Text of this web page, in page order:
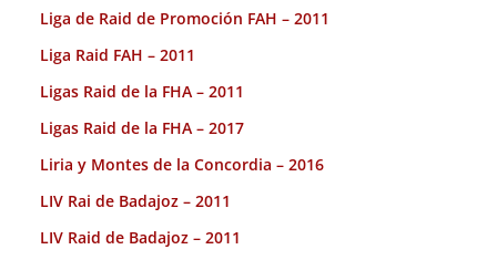
Liga de Raid de Promoción FAH – 2011
Liga Raid FAH – 2011
Ligas Raid de la FHA – 2011
Ligas Raid de la FHA – 2017
Liria y Montes de la Concordia – 2016
LIV Rai de Badajoz – 2011
LIV Raid de Badajoz – 2011